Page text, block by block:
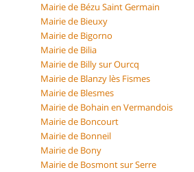
Mairie de Bézu Saint Germain
Mairie de Bieuxy
Mairie de Bigorno
Mairie de Bilia
Mairie de Billy sur Ourcq
Mairie de Blanzy lès Fismes
Mairie de Blesmes
Mairie de Bohain en Vermandois
Mairie de Boncourt
Mairie de Bonneil
Mairie de Bony
Mairie de Bosmont sur Serre